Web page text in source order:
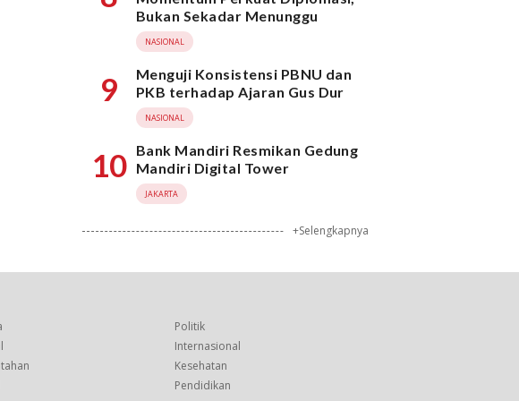
Bukan Sekadar Menunggu
NASIONAL
9
Menguji Konsistensi PBNU dan
PKB terhadap Ajaran Gus Dur
NASIONAL
10 Bank Mandiri Resmikan Gedung
Mandiri Digital Tower
JAKARTA
+Selengkapnya
Politik
Internasional
Kesehatan
Pendidikan